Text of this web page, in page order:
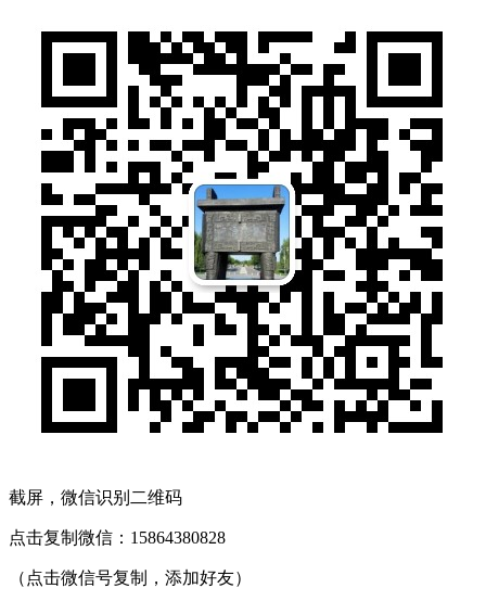
截屏，微信识别二维码
点击复制微信：15864380828
（点击微信号复制，添加好友）